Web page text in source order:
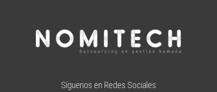
Síguenos en Redes Sociales